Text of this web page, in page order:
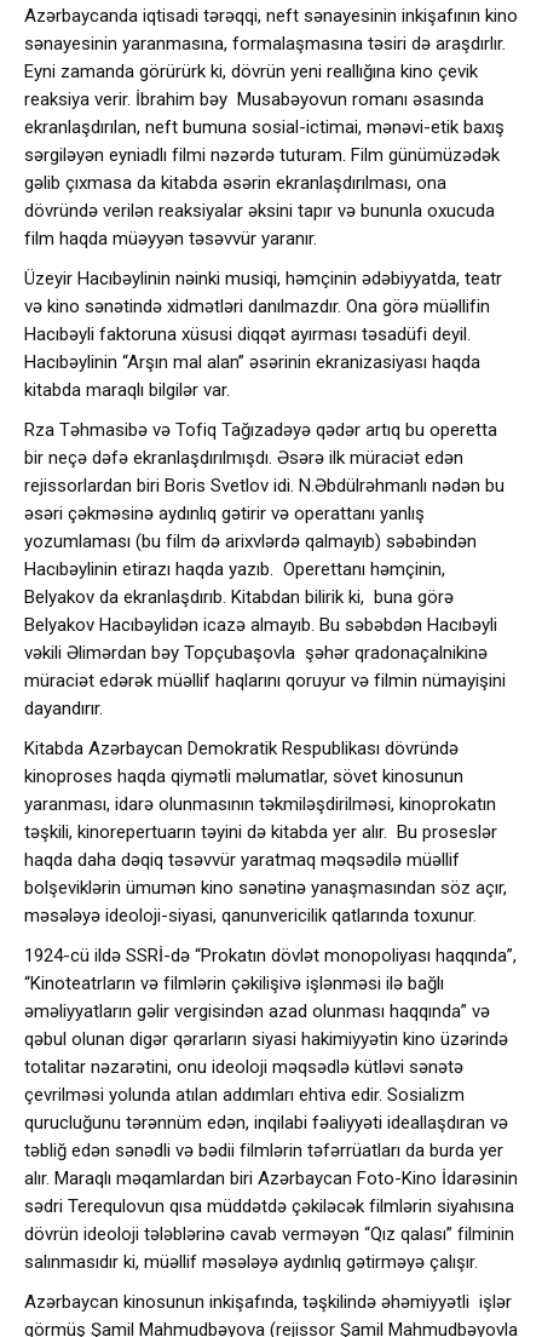
Azərbaycanda iqtisadi tərəqqi, neft sənayesinin inkişafının kino
sənayesinin yaranmasına, formalaşmasına təsiri də araşdırlır.
Eyni zamanda görürürk ki, dövrün yeni reallığına kino çevik
reaksiya verir. İbrahim bəy Musabəyovun romanı əsasında
ekranlaşdırılan, neft bumuna sosial-ictimai, mənəvi-etik baxış
sərgiləyən eyniadlı filmi nəzərdə tuturam. Film günümüzədək
gəlib çıxmasa da kitabda əsərin ekranlaşdırılması, ona
dövründə verilən reaksiyalar əksini tapır və bununla oxucuda
film haqda müəyyən təsəvvür yaranır.
Üzeyir Hacıbəylinin nəinki musiqi, həmçinin ədəbiyyatda, teatr
və kino sənətində xidmətləri danılmazdır. Ona görə müəllifin
Hacıbəyli faktoruna xüsusi diqqət ayırması təsadüfi deyil.
Hacıbəylinin “Arşın mal alan” əsərinin ekranizasiyası haqda
kitabda maraqlı bilgilər var.
Rza Təhmasibə və Tofiq Tağızadəyə qədər artıq bu operetta
bir neçə dəfə ekranlaşdırılmışdı. Əsərə ilk müraciət edən
rejissorlardan biri Boris Svetlov idi. N.Əbdülrəhmanlı nədən bu
əsəri çəkməsinə aydınlıq gətirir və operattanı yanlış
yozumlaması (bu film də arixvlərdə qalmayıb) səbəbindən
Hacıbəylinin etirazı haqda yazıb. Operettanı həmçinin,
Belyakov da ekranlaşdırıb. Kitabdan bilirik ki, buna görə
Belyakov Hacıbəylidən icazə almayıb. Bu səbəbdən Hacıbəyli
vəkili Əlimərdan bəy Topçubaşovla şəhər qradonaçalnikinə
müraciət edərək müəllif haqlarını qoruyur və filmin nümayişini
dayandırır.
Kitabda Azərbaycan Demokratik Respublikası dövründə
kinoproses haqda qiymətli məlumatlar, sövet kinosunun
yaranması, idarə olunmasının təkmiləşdirilməsi, kinoprokatın
təşkili, kinorepertuarın təyini də kitabda yer alır. Bu proseslər
haqda daha dəqiq təsəvvür yaratmaq məqsədilə müəllif
bolşeviklərin ümumən kino sənətinə yanaşmasından söz açır,
məsələyə ideoloji-siyasi, qanunvericilik qatlarında toxunur.
1924-cü ildə SSRİ-də “Prokatın dövlət monopoliyası haqqında”,
“Kinoteatrların və filmlərin çəkilişivə işlənməsi ilə bağlı
əməliyyatların gəlir vergisindən azad olunması haqqında” və
qəbul olunan digər qərarların siyasi hakimiyyətin kino üzərində
totalitar nəzarətini, onu ideoloji məqsədlə kütləvi sənətə
çevrilməsi yolunda atılan addımları ehtiva edir. Sosializm
qurucluğunu tərənnüm edən, inqilabi fəaliyyəti ideallaşdıran və
təbliğ edən sənədli və bədii filmlərin təfərrüatları da burda yer
alır. Maraqlı məqamlardan biri Azərbaycan Foto-Kino İdarəsinin
sədri Terequlovun qısa müddətdə çəkiləcək filmlərin siyahısına
dövrün ideoloji tələblərinə cavab verməyən “Qız qalası” filminin
salınmasıdır ki, müəllif məsələyə aydınlıq gətirməyə çalışır.
Azərbaycan kinosunun inkişafında, təşkilində əhəmiyyətli işlər
görmüş Şamil Mahmudbəyova (rejissor Şamil Mahmudbəyovla